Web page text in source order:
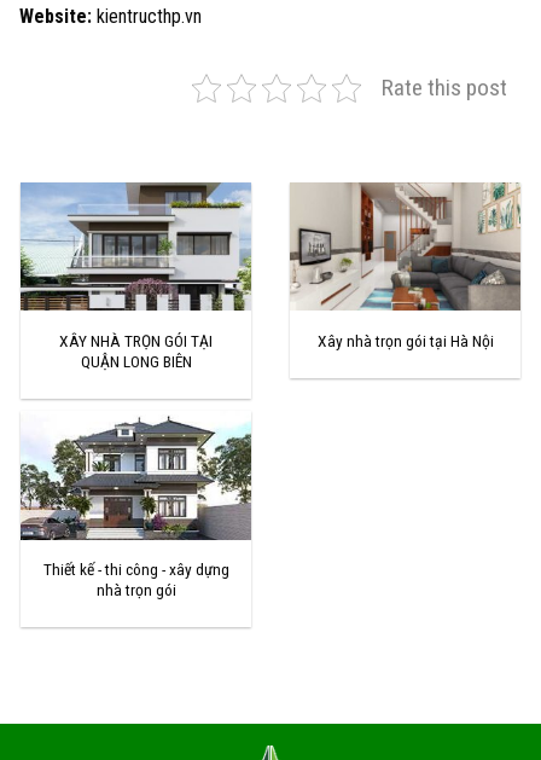
Website: kientructhp.vn
Rate this post
XÂY NHÀ TRỌN GÓI TẠI
QUẬN LONG BIÊN
Xây nhà trọn gói tại Hà Nội
Thiết kế - thi công - xây dựng
nhà trọn gói